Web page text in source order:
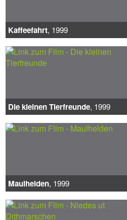
Kaffeefahrt, 1999
Die kleinen Tierfreunde, 1999
Maulhelden, 1999